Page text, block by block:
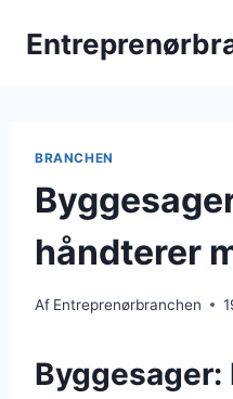
BRANCHEN
håndterer
Af Entreprenørbranchen
Byggesager: